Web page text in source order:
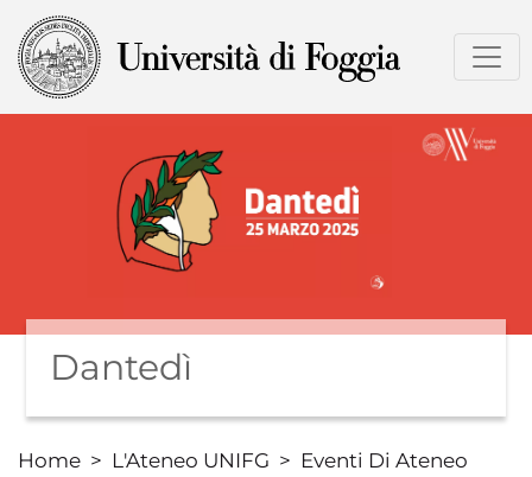
al
contenuto
principale
Dantedì
Home L'Ateneo UNIFG
Eventi Di Ateneo